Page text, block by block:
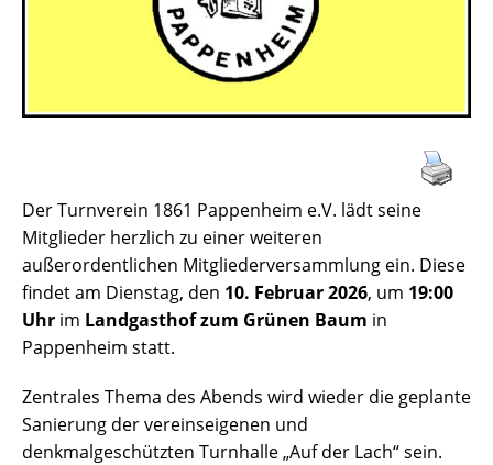
Der Turnverein 1861 Pappenheim e.V. lädt seine
Mitglieder herzlich zu einer weiteren
außerordentlichen Mitgliederversammlung ein. Diese
findet am Dienstag, den 10. Februar 2026, um 19:00
Uhr im Landgasthof zum Grünen Baum in
Pappenheim statt.
Zentrales Thema des Abends wird wieder die geplante
Sanierung der vereinseigenen und
denkmalgeschützten Turnhalle „Auf der Lach“ sein.